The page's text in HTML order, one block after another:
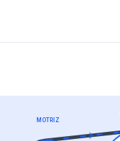
MOTRIZ